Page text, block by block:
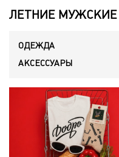
ЛЕТНИЕ
ОДЕЖДА
АКСЕССУАРЫ